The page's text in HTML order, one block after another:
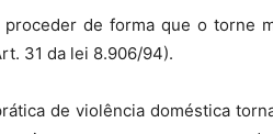
proceder de forma que o torne
31 da lei 8.906/94).
de violência doméstica